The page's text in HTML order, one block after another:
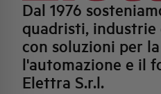
Dal 1976
quadristi,
con soluzioni per
l'automazione e il
Elettra S.r.l.